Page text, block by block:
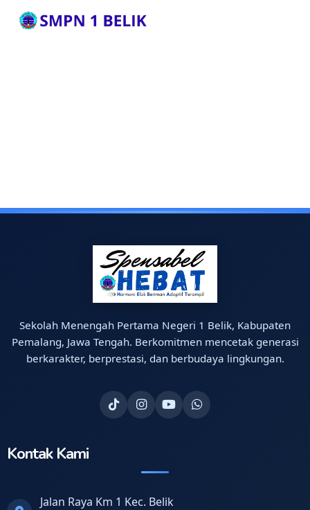
Sekolah Menengah Pertama Negeri 1 Belik, Kabupaten
Pemalang, Jawa Tengah. Berkomitmen mencetak generasi
berkarakter, berprestasi, dan berbudaya lingkungan.
Kontak Kami
Jalan Raya Km 1 Kec. Belik